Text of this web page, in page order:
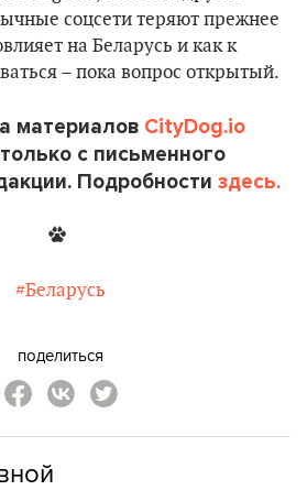
соцсети теряют прежнее
на Беларусь и как к
– пока вопрос открытый.
материалов CityDog.io
с письменного
Подробности здесь.
#Беларусь
поделиться